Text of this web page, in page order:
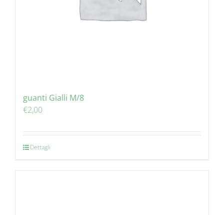
guanti Gialli M/8
€2,00
Dettagli